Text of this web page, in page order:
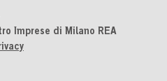
Imprese di Milano REA